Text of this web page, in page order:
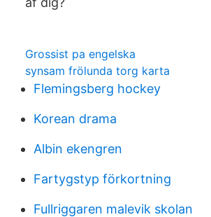
Grossist pa engelska
synsam frölunda torg karta
Flemingsberg hockey
Korean drama
Albin ekengren
Fartygstyp förkortning
Fullriggaren malevik skolan